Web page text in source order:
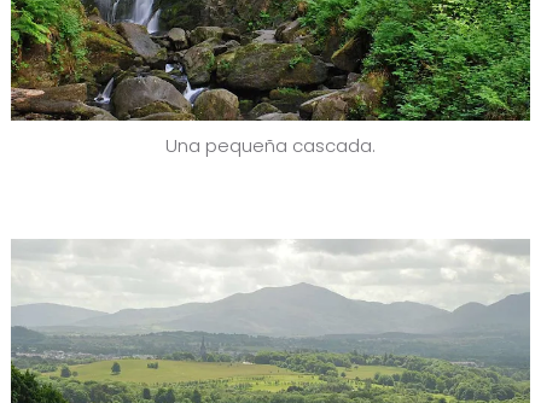
Una pequeña cascada.